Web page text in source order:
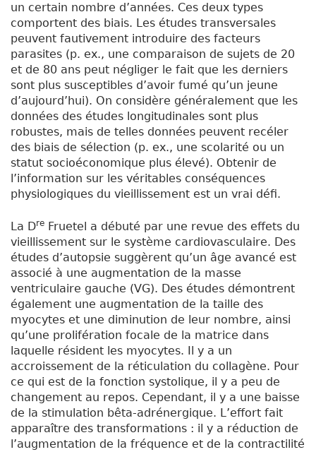
un certain nombre d’années. Ces deux types
comportent des biais. Les études transversales
peuvent fautivement introduire des facteurs
parasites (p. ex., une comparaison de sujets de 20
et de 80 ans peut négliger le fait que les derniers
sont plus susceptibles d’avoir fumé qu’un jeune
d’aujourd’hui). On considère généralement que les
données des études longitudinales sont plus
robustes, mais de telles données peuvent recéler
des biais de sélection (p. ex., une scolarité ou un
statut socioéconomique plus élevé). Obtenir de
l’information sur les véritables conséquences
physiologiques du vieillissement est un vrai défi.
La Dre Fruetel a débuté par une revue des effets du
vieillissement sur le système cardiovasculaire. Des
études d’autopsie suggèrent qu’un âge avancé est
associé à une augmentation de la masse
ventriculaire gauche (VG). Des études démontrent
également une augmentation de la taille des
myocytes et une diminution de leur nombre, ainsi
qu’une prolifération focale de la matrice dans
laquelle résident les myocytes. Il y a un
accroissement de la réticulation du collagène. Pour
ce qui est de la fonction systolique, il y a peu de
changement au repos. Cependant, il y a une baisse
de la stimulation bêta-adrénergique. L’effort fait
apparaître des transformations : il y a réduction de
l’augmentation de la fréquence et de la contractilité